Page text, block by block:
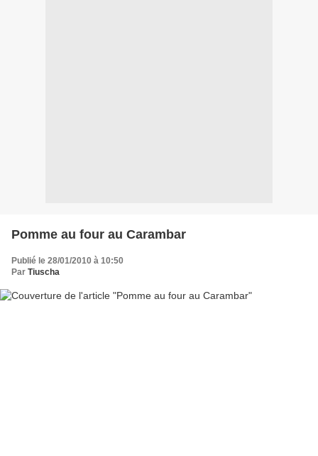
Pomme au four au Carambar
Publié le 28/01/2010 à 10:50
Par Tiuscha